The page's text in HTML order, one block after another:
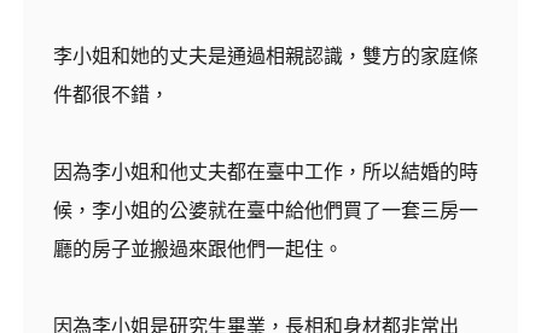
李小姐和她的丈夫是通過相親認識，雙方的家庭條
件都很不錯，
因為李小姐和他丈夫都在臺中工作，所以結婚的時
候，李小姐的公婆就在臺中給他們買了一套三房一
廳的房子並搬過來跟他們一起住。
因為李小姐是研究生畢業，長相和身材都非常出